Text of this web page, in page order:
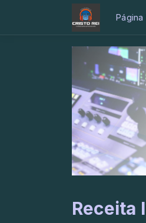
Página
Receita